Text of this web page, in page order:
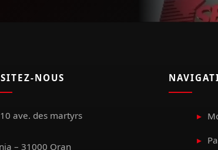
NOUS
ave. des martyrs
– 31000 Oran